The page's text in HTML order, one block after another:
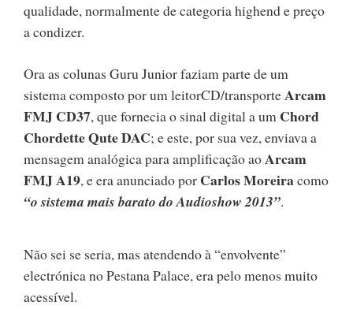
qualidade, normalmente de categoria highend e preço
a condizer.
Ora as colunas Guru Junior faziam parte de um
sistema composto por um leitorCD/transporteArcam
FMJ CD37, que fornecia o sinal digital a um Chord
Chordette Qute DAC; e este, por sua vez, enviava a
mensagem analógica para amplificação aoArcam
FMJ A19, e era anunciado por Carlos Moreiracomo
“o sistema mais barato do Audioshow 2013”.
Não sei se seria, mas atendendo à “envolvente”
electrónica no Pestana Palace, era pelo menos muito
acessível.